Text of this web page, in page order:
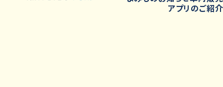
アプリのご紹介